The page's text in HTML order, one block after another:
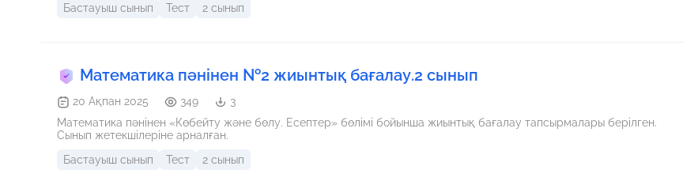
Бастауыш сынып
Тест 2 сынып
Математика пәнінен №2 жиынтық бағалау.2 сынып
20 Ақпан 2025 349
3
Математика пәнінен «Көбейту және бөлу. Есептер» бөлімі бойынша жиынтық бағалау тапсырмалары берілген.
Сынып жетекшілеріне арналған.
Бастауыш сынып
Тест 2 сынып